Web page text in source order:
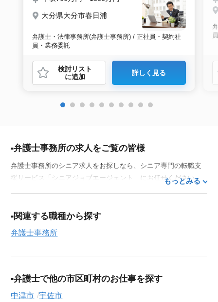
大分県大分市春日浦
弁護士・法律事務所(弁護士事務所) / 正社員・契約社
員・業務委託
検討リスト
に追加
詳しく見る
弁護士事務所の求人をご覧の皆様
弁護士事務所のシニア求人をお探しなら、シニア専門の転職支
援サービス「シニアジョブエージェント」にお任せください。
的にサポートします。この求人を含む
ビスだけの非公開求人です。
ご利用の流れ
る」ボタンからご登録ください。シニア専門のキャリアアドバ
イザーが、これまでのご経歴やご希望を丁寧にヒアリングし、
もっとみる
関連する職種から探す
弁護士事務所
弁護士で他の市区町村のお仕事を探す
中津市 宇佐市